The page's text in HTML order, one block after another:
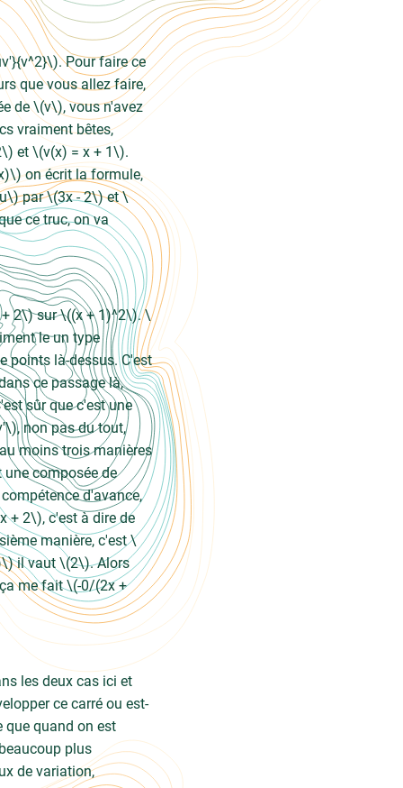
Pour faire ce
que vous allez faire,
de \(v\), vous n'avez
vraiment bêtes,
et \(v(x) = x + 1\).
on écrit la formule,
par \(3x - 2\) et \
ce truc, on va
+ 2\) sur \((x + 1)^2\). \
le un type
points là-dessus. C'est
ce passage là,
sûr que c'est une
non pas du tout,
moins trois manières
composée de
d'avance,
+ 2\), c'est à dire de
manière, c'est \
il vaut \(2\). Alors
me fait \(-0/(2x +
les deux cas ici et
ce carré ou est-
que quand on est
plus
de variation,